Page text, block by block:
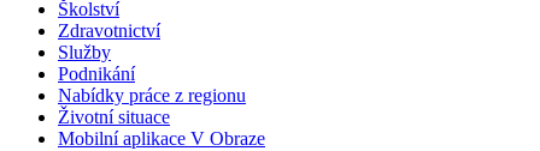
Školství
Zdravotnictví
Služby
Podnikání
Nabídky práce z regionu
Životní situace
Mobilní aplikace V Obraze